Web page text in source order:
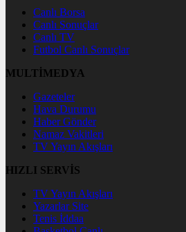
Canlı Borsa
Canlı Sonuçlar
Canlı TV
Futbol Canlı Sonuçlar
MULTİMEDYA
Gazeteler
Hava Durumu
Haber Gönder
Namaz Vakitleri
TV Yayın Akışları
HIZLI SERVİS
TV Yayın Akışları
Yazarlar Site
Tenis İddaa